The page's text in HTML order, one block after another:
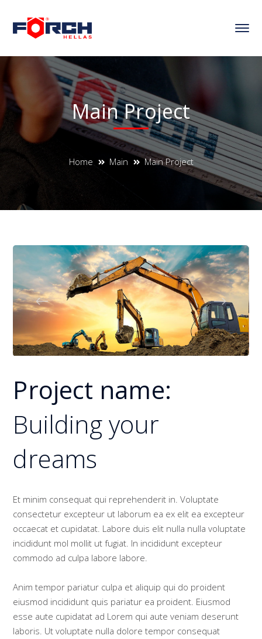
Main Project
Home Main Main Project
Project name:
Building your
dreams
Et minim consequat qui reprehenderit in. Voluptate
consectetur excepteur ut laborum ea ex elit ea excepteur
occaecat et cupidatat. Labore duis elit nulla nulla voluptate
incididunt mol mollit ut fugiat. In incididunt excepteur
commodo ad culpa labore labore.
Anim tempor pariatur culpa et aliquip qui do proident
eiusmod incididunt quis pariatur ea proident. Eiusmod
esse aute cupidatat ad Lorem qui aute veniam deserunt
laboris. Ut voluptate nulla dolore tempor consequat